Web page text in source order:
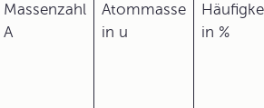
Massenzahl
A
Atommasse
in u
in %